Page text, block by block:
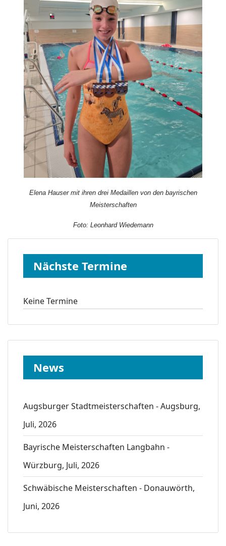
Elena Hauser mit ihren drei Medaillen von den bayrischen
Meisterschaften
Foto: Leonhard Wiedemann
Nächste Termine
Keine Termine
News
Augsburger Stadtmeisterschaften - Augsburg,
Juli, 2026
Bayrische Meisterschaften Langbahn -
Würzburg, Juli, 2026
Schwäbische Meisterschaften - Donauwörth,
Juni, 2026